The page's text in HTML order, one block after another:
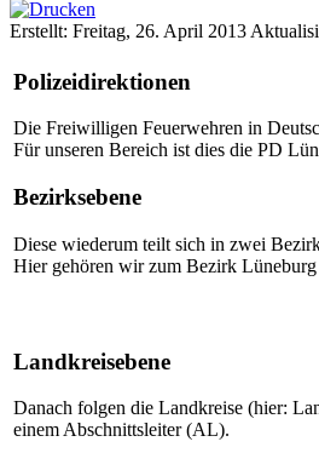
Erstellt: Freitag, 26. April 2013
Polizeidirektionen
Die Freiwilligen Feuerwehren in
Für unseren Bereich ist dies die PD
Bezirksebene
Diese wiederum teilt sich in zwei
Hier gehören wir zum Bezirk Lüneburg
Landkreisebene
Danach folgen die Landkreise (hier:
einem Abschnittsleiter (AL).